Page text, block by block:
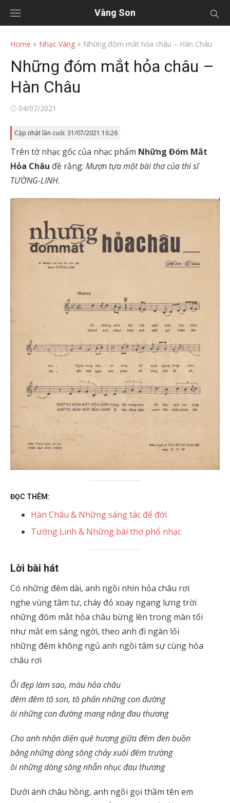
Vàng Son
Home » Nhạc Vàng » Những đóm mắt hỏa châu – Hàn Châu
Những đóm mắt hỏa châu –
Hàn Châu
Posted
04/07/2021
Cập nhật lần cuối: 31/07/2021 16:26
Trên tờ nhạc gốc của nhạc phẩm Những Đóm Mắt
Hỏa Châu đề rằng: Mượn tựa một bài thơ của thi sĩ
TƯỜNG-LINH.
ĐỌC THÊM:
Hàn Châu & Những sáng tác để đời
Tường Linh & Những bài thơ phổ nhạc
Lời bài hát
Có những đêm dài, anh ngồi nhìn hỏa châu rơi
nghe vùng tâm tư, cháy đỏ xoay ngang lưng trời
những đóm mắt hỏa châu bừng lên trong màn tối
như mắt em sáng ngời, theo anh đi ngàn lối
những đêm không ngủ anh ngồi tâm sự cùng hỏa
châu rơi
Ôi đẹp làm sao, màu hỏa châu
đêm đêm tô son, tô phấn những con đường
ôi những con đường mang nặng đau thương
Cho anh nhận diện quê hương giữa đêm đen buồn
bằng những dòng sông chảy xuôi đêm trường
ôi những dòng sông nhẫn nhục đau thương
Dưới ánh châu hồng, anh ngồi gọi thầm tên em